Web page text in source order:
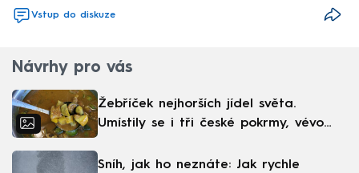
Vstup do diskuze
Návrhy pro vás
Žebříček nejhorších jídel světa.
Umístily se i tři české pokrmy, vévodí
Sníh, jak ho neznáte: Jak rychle